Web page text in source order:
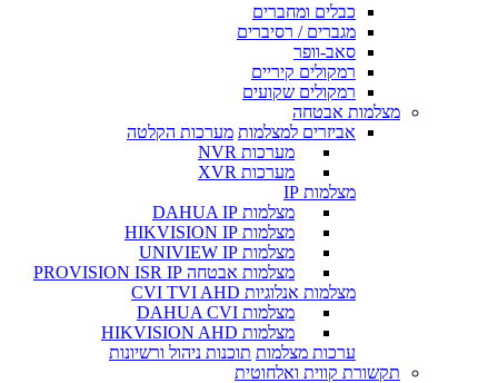
כבלים ומחברים
מגברים / רסיברים
סאב-וופר
רמקולים קיריים
רמקולים שקועים
מצלמות אבטחה
אביזרים למצלמות מערכות הקלטה
מערכות NVR
מערכות XVR
מצלמות IP
מצלמות DAHUA IP
מצלמות HIKVISION IP
מצלמות UNIVIEW IP
מצלמות אבטחה PROVISION ISR IP
מצלמות אנלוגיות CVI TVI AHD
מצלמות DAHUA CVI
מצלמות HIKVISION AHD
ערכות מצלמות תוכנות ניהול ורשיונות
תקשורת קווית ואלחוטית